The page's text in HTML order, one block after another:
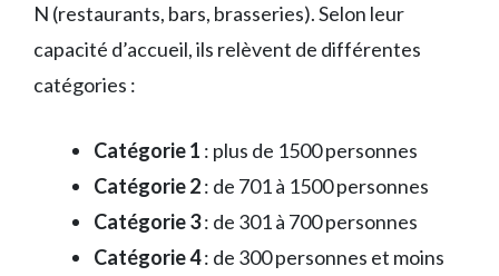
N (restaurants, bars, brasseries). Selon leur
capacité d’accueil, ils relèvent de différentes
catégories :
Catégorie 1 : plus de 1500 personnes
Catégorie 2: de 701 à 1500 personnes
Catégorie 3: de 301 à 700 personnes
Catégorie 4: de 300 personnes et moins